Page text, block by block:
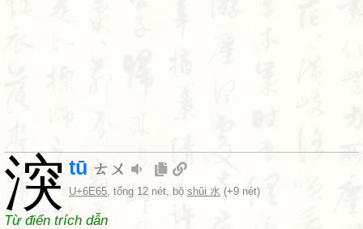
湥 tū ㄊㄨ
U+6E65, tổng 12 nét, bộ shǔi 水 (+9 nét)
Từ điển trích dẫn